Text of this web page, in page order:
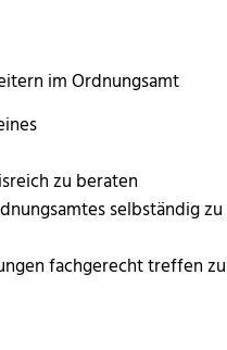
im Ordnungsamt
zu beraten
selbständig zu
fachgerecht treffen zu